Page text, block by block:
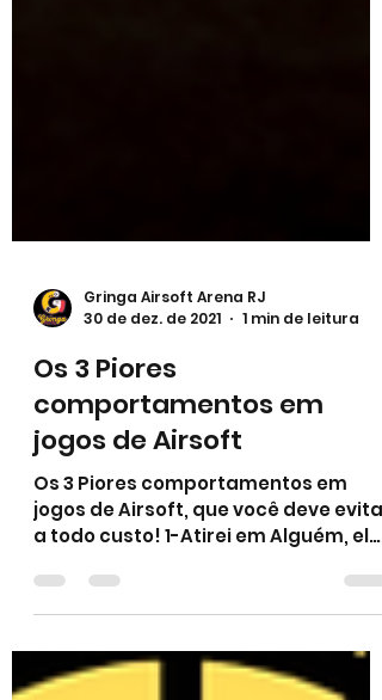
Gringa Airsoft Arena RJ
30 de dez. de 2021
Os 3 Piores
comportamentos em
jogos de Airsoft
jogos de Airsoft, que você deve evitar
a todo custo! 1-Atirei em Alguém, ele